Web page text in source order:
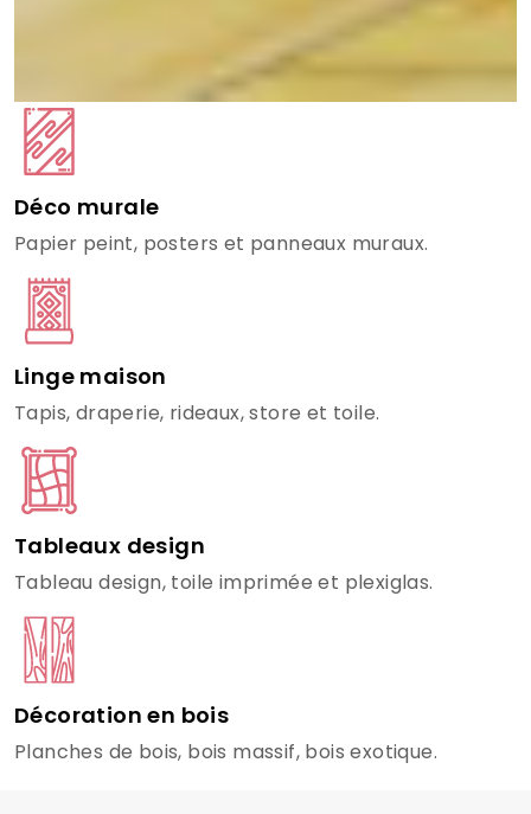
Déco murale
Papier peint, posters et panneaux muraux.
Linge maison
Tapis, draperie, rideaux, store et toile.
Tableaux design
Tableau design, toile imprimée et plexiglas.
Décoration en bois
Planches de bois, bois massif, bois exotique.